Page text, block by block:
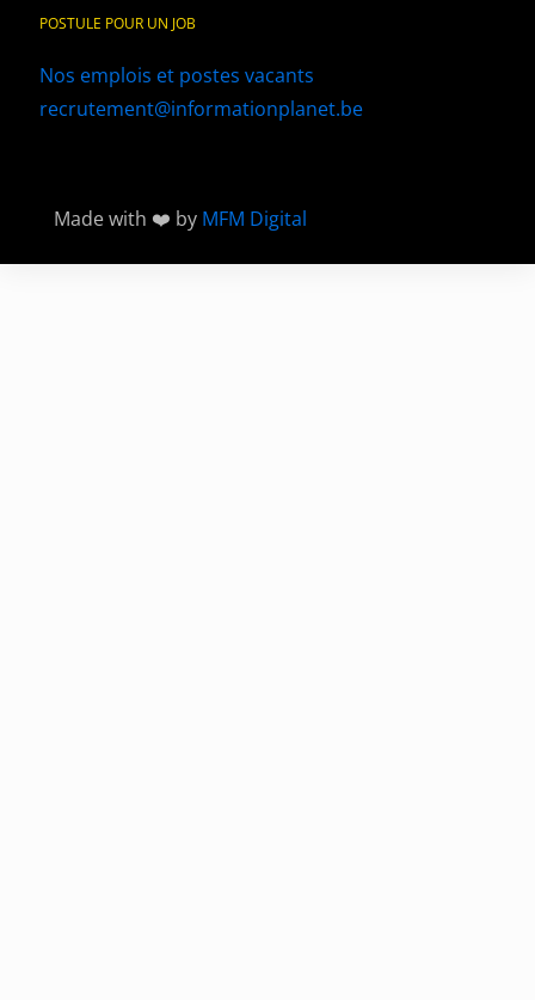
POSTULE POUR UN JOB
Nos emplois et postes vacants
recrutement@informationplanet.be
Made with ❤️ by MFM Digital